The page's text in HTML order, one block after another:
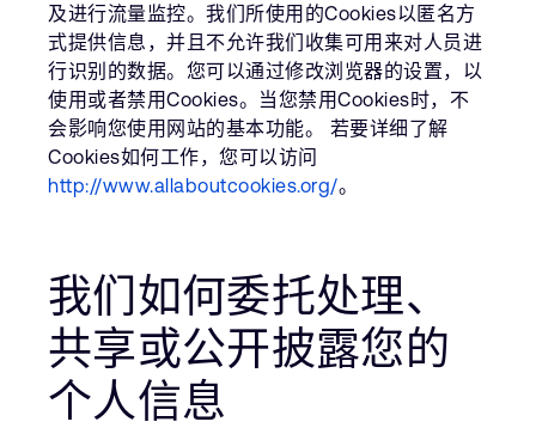
及进行流量监控。我们所使用的Cookies以匿名方
式提供信息，并且不允许我们收集可用来对人员进
行识别的数据。您可以通过修改浏览器的设置，以
使用或者禁用Cookies。当您禁用Cookies时，不
会影响您使用网站的基本功能。 若要详细了解
Cookies如何工作，您可以访问
http://www.allaboutcookies.org/。
我们如何委托处理、
共享或公开披露您的
个人信息